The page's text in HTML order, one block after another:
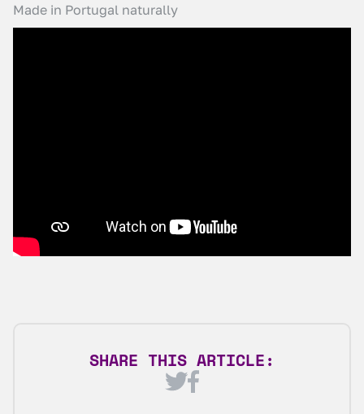
Made in Portugal naturally
SHARE THIS ARTICLE: